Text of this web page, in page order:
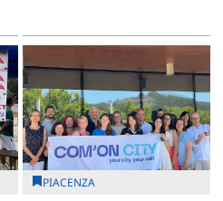
PIACENZA